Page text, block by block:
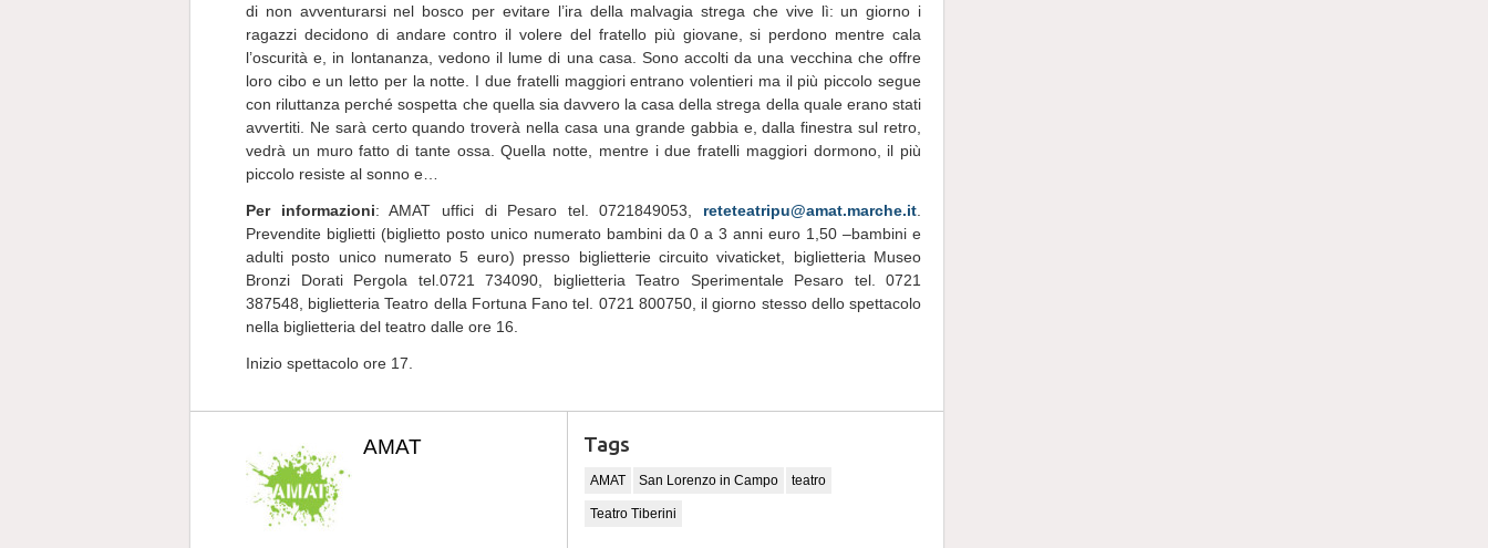
di non avventurarsi nel bosco per evitare l’ira della malvagia strega che vive lì: un giorno i
ragazzi decidono di andare contro il volere del fratello più giovane, si perdono mentre cala
l’oscurità e, in lontananza, vedono il lume di una casa. Sono accolti da una vecchina che offre
loro cibo e un letto per la notte. I due fratelli maggiori entrano volentieri ma il più piccolo segue
con riluttanza perché sospetta che quella sia davvero la casa della strega della quale erano stati
avvertiti. Ne sarà certo quando troverà nella casa una grande gabbia e, dalla finestra sul retro,
vedrà un muro fatto di tante ossa. Quella notte, mentre i due fratelli maggiori dormono, il più
piccolo resiste al sonno e…
Per informazioni: AMAT uffici di Pesaro tel. 0721849053, reteteatripu@amat.marche.it
Prevendite biglietti (biglietto posto unico numerato bambini da 0 a 3 anni euro 1,50 –bambini e
adulti posto unico numerato 5 euro) presso biglietterie circuito vivaticket, biglietteria Museo
Bronzi Dorati Pergola tel.0721 734090, biglietteria Teatro Sperimentale Pesaro tel. 0721
387548, biglietteria Teatro della Fortuna Fano tel. 0721 800750, il giorno stesso dello spettacolo
nella biglietteria del teatro dalle ore 16.
Inizio spettacolo ore 17.
AMAT Tags
AMAT San Lorenzo in Campo teatro
Teatro Tiberini